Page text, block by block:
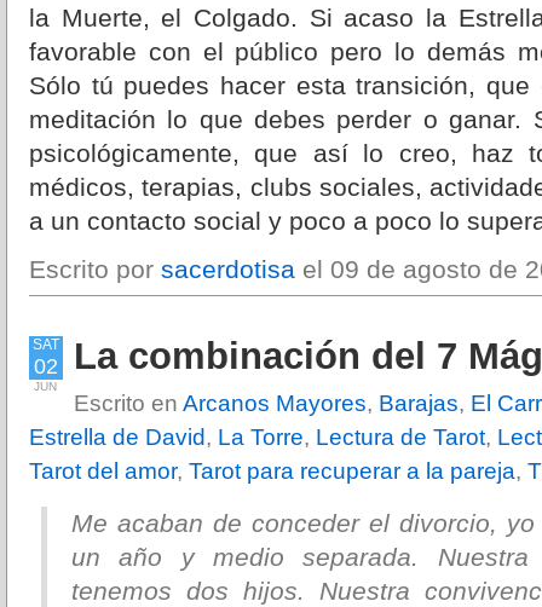
la Muerte, el Colgado. Si acaso la
favorable con el público pero lo demás
Sólo tú puedes hacer esta transición,
meditación lo que debes perder o ganar.
psicológicamente, que así lo creo, haz
médicos, terapias, clubs sociales,
a un contacto social y poco a poco lo
Escrito por sacerdotisa el 09 de agosto de
SAT
02
JUN
La combinación del 7
Escrito en Arcanos Mayores, Barajas, El
Estrella de David, La Torre, Lectura de Tarot,
Tarot del amor, Tarot para recuperar a la pareja,
Me acaban de conceder el divorcio,
un año y medio separada.
tenemos dos hijos. Nuestra